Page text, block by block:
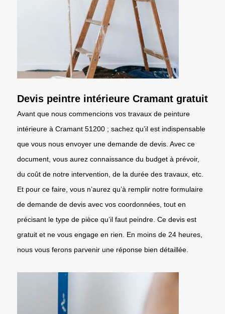
Devis peintre intérieure Cramant gratuit
Avant que nous commencions vos travaux de peinture
intérieure à Cramant 51200 ; sachez qu’il est indispensable
que vous nous envoyer une demande de devis. Avec ce
document, vous aurez connaissance du budget à prévoir,
du coût de notre intervention, de la durée des travaux, etc.
Et pour ce faire, vous n’aurez qu’à remplir notre formulaire
de demande de devis avec vos coordonnées, tout en
précisant le type de pièce qu’il faut peindre. Ce devis est
gratuit et ne vous engage en rien. En moins de 24 heures,
nous vous ferons parvenir une réponse bien détaillée.